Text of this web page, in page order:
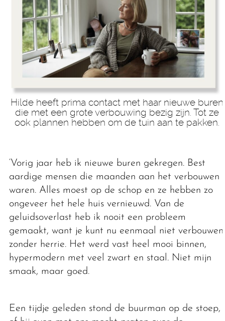
Hilde heeft prima contact met haar nieuwe buren
die met een grote verbouwing bezig zijn. Tot ze
ook plannen hebben om de tuin aan te pakken.
‘Vorig jaar heb ik nieuwe buren gekregen. Best
aardige mensen die maanden aan het verbouwen
waren. Alles moest op de schop en ze hebben zo
ongeveer het hele huis vernieuwd. Van de
geluidsoverlast heb ik nooit een probleem
gemaakt, want je kunt nu eenmaal niet verbouwen
zonder herrie. Het werd vast heel mooi binnen,
hypermodern met veel zwart en staal. Niet mijn
smaak, maar goed.
Een tijdje geleden stond de buurman op de stoep,